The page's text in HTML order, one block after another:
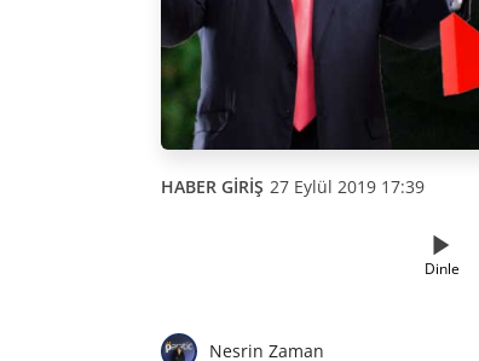
HABER GİRİŞ 27 Eylül 2019 17:39
Dinle
Nesrin Zaman